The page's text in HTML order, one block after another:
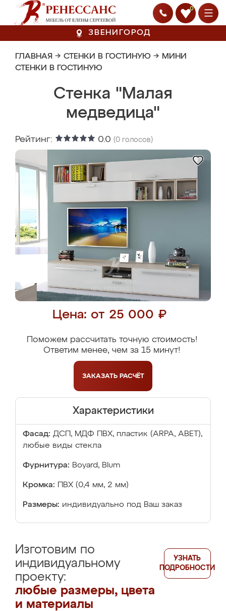
0
ЗВЕНИГОРОД
ГЛАВНАЯ → СТЕНКИ В ГОСТИНУЮ → МИНИ
СТЕНКИ В ГОСТИНУЮ
Стенка "Малая
медведица"
Рейтинг: 0.0 (0 голосов)
Цена: от 25 000 ₽
Поможем рассчитать точную стоимость!
Ответим менее, чем за 15 минут!
ЗАКАЗАТЬ РАСЧЁТ
Характеристики
Фасад: ДСП, МДФ ПВХ, пластик (ARPA, ABET),
любые виды стекла
Фурнитура: Boyard, Blum
Кромка: ПВХ (0,4 мм, 2 мм)
Размеры: индивидуально под Ваш заказ
Изготовим по
индивидуальному
проекту:
любые размеры, цвета
и материалы
УЗНАТЬ
ПОДРОБНОСТИ